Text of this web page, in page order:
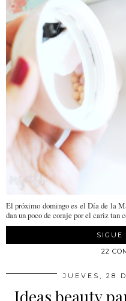
El próximo domingo es el Día de la
dan un poco de coraje por el cariz tan
SIGUE
22
JUEVES, 28
Ideas beauty